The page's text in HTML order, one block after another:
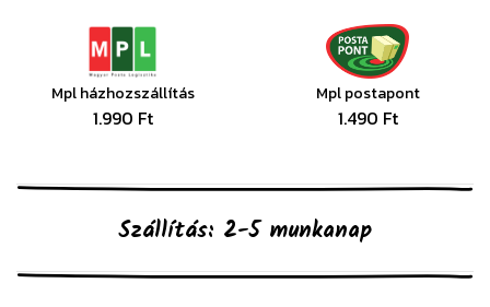
Mpl házhozszállítás
1.990 Ft
Mpl postapont
1.490 Ft
Szállítás: 2-5 munkanap